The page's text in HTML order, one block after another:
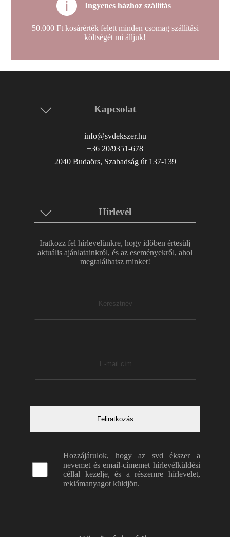
Ingyenes házhoz szállítás
50.000 Ft kosárérték felett minden csomag szállítási
költségét mi álljuk!
Kapcsolat
info@svdekszer.hu
+36 20/9351-678
2040 Budaörs, Szabadság út 137-139
Hírlevél
Iratkozz fel hírlevelünkre, hogy időben értesülj
aktuális ajánlatainkról, és az eseményekről, ahol
megtalálhatsz minket!
Hozzájárulok, hogy az svd ékszer a
nevemet és email-címemet hírlevélküldési
céllal kezelje, és a részemre hírlevelet,
reklámanyagot küldjön.